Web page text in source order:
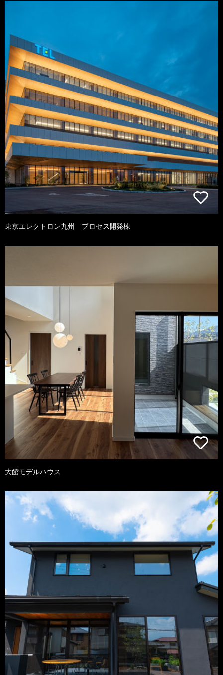
東京エレクトロン九州 プロセス開発棟
大館モデルハウス